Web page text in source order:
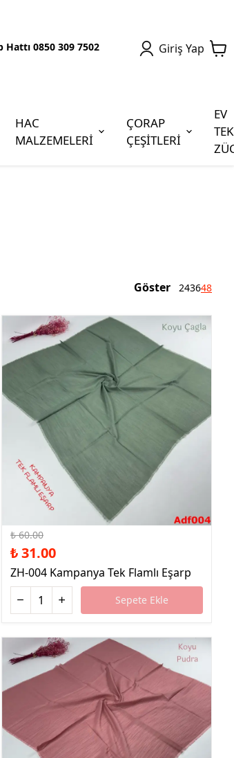
Hattı 0850 309 7502 Giriş Yap
HAC
MALZEMELERİ
ÇORAP
ÇEŞİTLERİ
EV
Göster 243648
₺ 60.00
₺ 31.00
ZH-004 Kampanya Tek Flamlı Eşarp
Sepete Ekle